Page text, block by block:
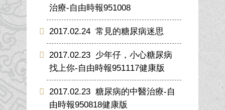
治療-自由時報951008
2017.02.24 常見的糖尿病迷思
2017.02.23 少年仔，小心糖尿病
找上你-自由時報951117健康版
2017.02.23 糖尿病的中醫治療-自
由時報950818健康版